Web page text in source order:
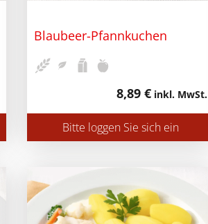
Blaubeer-Pfannkuchen
8,89 € inkl. MwSt.
Bitte loggen Sie sich ein